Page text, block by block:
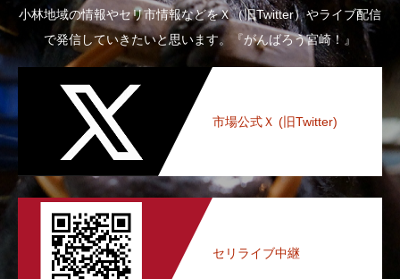
小林地域の情報やセリ市情報などをＸ（旧Twitter）やライブ配信
で発信していきたいと思います。『がんばろう宮崎！』
市場公式Ｘ (旧Twitter)
セリライブ中継